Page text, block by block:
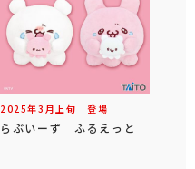
2025年3 月 上旬 登場
らぶいーず ふるえっと